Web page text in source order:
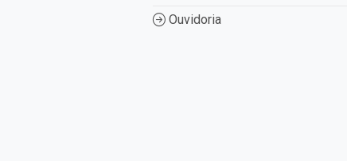
Ouvidoria